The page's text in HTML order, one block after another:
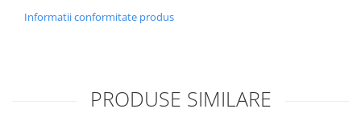
Informatii conformitate produs
PRODUSE SIMILARE